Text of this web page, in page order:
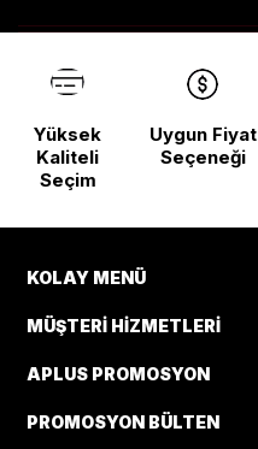
Yüksek
Kaliteli
Seçim
Uygun Fiyat
Seçeneği
KOLAY MENÜ
MÜŞTERI HIZMETLERI
APLUS PROMOSYON
PROMOSYON BÜLTEN